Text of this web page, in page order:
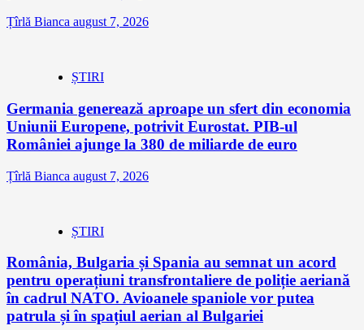
Țîrlă Bianca august 7, 2026
ȘTIRI
Germania generează aproape un sfert din economia
Uniunii Europene, potrivit Eurostat. PIB-ul
României ajunge la 380 de miliarde de euro
Țîrlă Bianca august 7, 2026
ȘTIRI
România, Bulgaria și Spania au semnat un acord
pentru operațiuni transfrontaliere de poliție aeriană
în cadrul NATO. Avioanele spaniole vor putea
patrula și în spațiul aerian al Bulgariei